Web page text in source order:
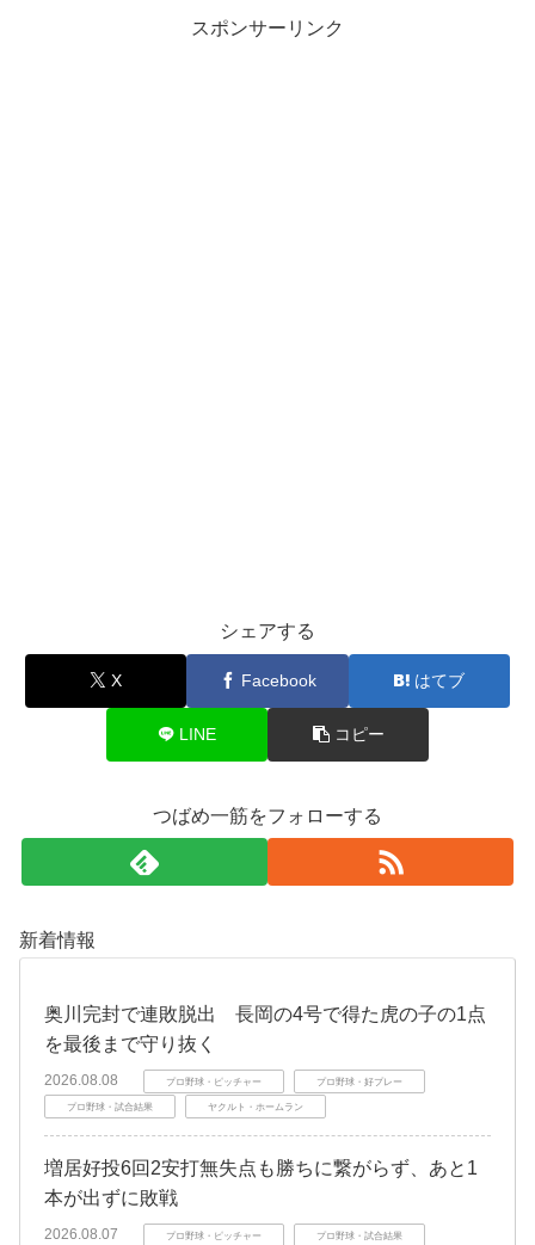
スポンサーリンク
シェアする
X Facebook はてブ
LINE コピー
つばめ一筋をフォローする
新着情報
奥川完封で連敗脱出 長岡の4号で得た虎の子の1点
を最後まで守り抜く
2026.08.08 プロ野球・ピッチャー プロ野球・好プレー
プロ野球・試合結果 ヤクルト・ホームラン
増居好投6回2安打無失点も勝ちに繋がらず、あと1
本が出ずに敗戦
2026.08.07 プロ野球・ピッチャー プロ野球・試合結果